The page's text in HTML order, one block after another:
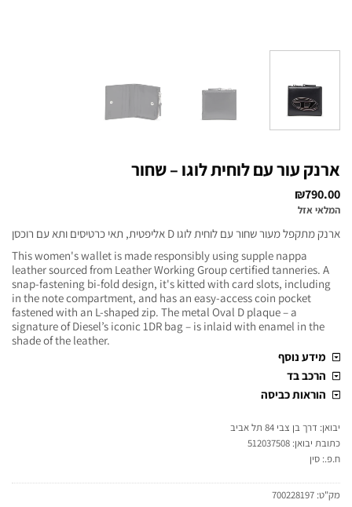
ארנק עור עם לוחית לוגו – שחור
₪790.00
המלאי אזל
ארנק מתקפל מעור שחור עם לוחית לוגו D אליפטית, תאי כרטיסים ותא עם רוכסן
This women's wallet is made responsibly using supple nappa
leather sourced from Leather Working Group certified tanneries. A
snap-fastening bi-fold design, it's kitted with card slots, including
in the note compartment, and has an easy-access coin pocket
fastened with an L-shaped zip. The metal Oval D plaque – a
signature of Diesel’s iconic 1DR bag – is inlaid with enamel in the
shade of the leather.
מידע נוסף
הרכב בד
הוראות כביסה
יבואן: דרך בן צבי 84 תל אביב
כתובת יבואן: 512037508
ח.פ.: סין
מק"ט: 700228197